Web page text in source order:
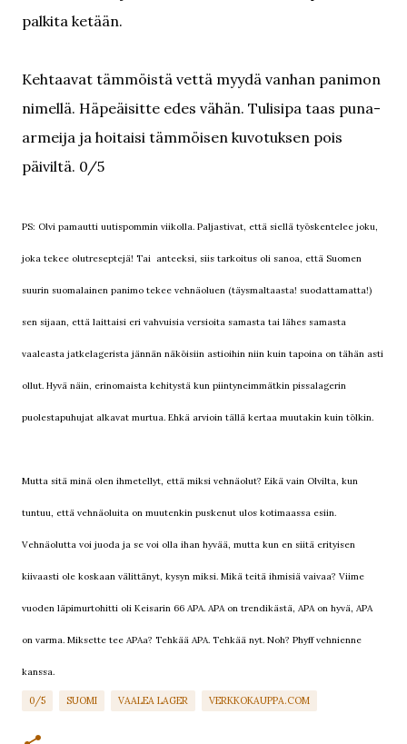
palkita ketään.
Kehtaavat tämmöistä vettä myydä vanhan panimon
nimellä. Häpeäisitte edes vähän. Tulisipa taas puna-
armeija ja hoitaisi tämmöisen kuvotuksen pois
päiviltä. 0/5
PS: Olvi pamautti uutispommin viikolla. Paljastivat, että siellä työskentelee joku,
joka tekee olutreseptejä! Tai anteeksi, siis tarkoitus oli sanoa, että Suomen
suurin suomalainen panimo tekee vehnäoluen (täysmaltaasta! suodattamatta!)
sen sijaan, että laittaisi eri vahvuisia versioita samasta tai lähes samasta
vaaleasta jatkelagerista jännän näköisiin astioihin niin kuin tapoina on tähän asti
ollut. Hyvä näin, erinomaista kehitystä kun piintyneimmätkin pissalagerin
puolestapuhujat alkavat murtua. Ehkä arvioin tällä kertaa muutakin kuin tölkin.
Mutta sitä minä olen ihmetellyt, että miksi vehnäolut? Eikä vain Olvilta, kun
tuntuu, että vehnäoluita on muutenkin puskenut ulos kotimaassa esiin.
Vehnäolutta voi juoda ja se voi olla ihan hyvää, mutta kun en siitä erityisen
kiivaasti ole koskaan välittänyt, kysyn miksi. Mikä teitä ihmisiä vaivaa? Viime
vuoden läpimurtohitti oli Keisarin 66 APA. APA on trendikästä, APA on hyvä, APA
on varma. Miksette tee APAa? Tehkää APA. Tehkää nyt. Noh? Phyff vehnienne
kanssa.
0/5 SUOMI VAALEA LAGER VERKKOKAUPPA.COM